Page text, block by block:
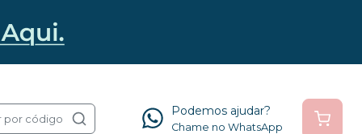
por código
Podemos ajudar?
Chame no WhatsApp